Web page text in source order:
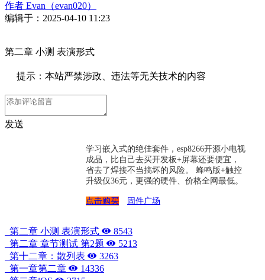
作者 Evan（evan020）
编辑于：2025-04-10 11:23
第二章 小测 表演形式
提示：本站严禁涉政、违法等无关技术的内容
发送
学习嵌入式的绝佳套件，esp8266开源小电视
成品，比自己去买开发板+屏幕还要便宜，
省去了焊接不当搞坏的风险。 蜂鸣版+触控
升级仅36元，更强的硬件、价格全网最低。
点击购买 固件广场
第二章 小测 表演形式
8543
第二章 章节测试 第2题
5213
第十二章：散列表
3263
第一章第二章
14336